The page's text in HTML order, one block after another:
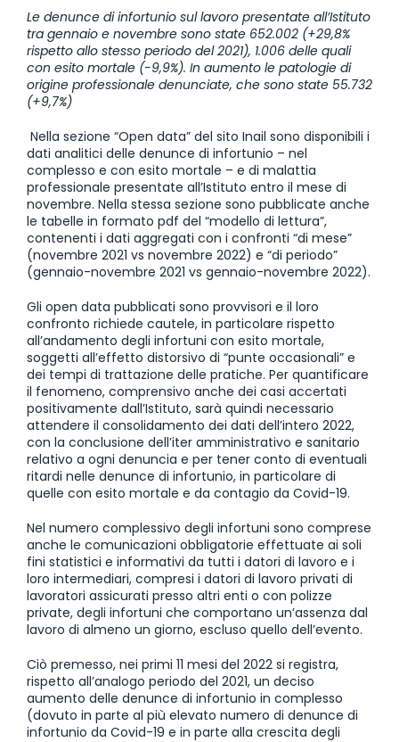
Le denunce di infortunio sul lavoro presentate all’Istituto
tra gennaio e novembre sono state 652.002 (+29,8%
rispetto allo stesso periodo del 2021), 1.006 delle quali
con esito mortale (-9,9%). In aumento le patologie di
origine professionale denunciate, che sono state 55.732
(+9,7%)
Nella sezione “Open data” del sito Inail sono disponibili i
dati analitici delle denunce di infortunio – nel
complesso e con esito mortale – e di malattia
professionale presentate all’Istituto entro il mese di
novembre. Nella stessa sezione sono pubblicate anche
le tabelle in formato pdf del “modello di lettura”,
contenenti i dati aggregati con i confronti “di mese”
(novembre 2021 vs novembre 2022) e “di periodo”
(gennaio-novembre 2021 vs gennaio-novembre 2022).
Gli open data pubblicati sono provvisori e il loro
confronto richiede cautele, in particolare rispetto
all’andamento degli infortuni con esito mortale,
soggetti all’effetto distorsivo di “punte occasionali” e
dei tempi di trattazione delle pratiche. Per quantificare
il fenomeno, comprensivo anche dei casi accertati
positivamente dall’Istituto, sarà quindi necessario
attendere il consolidamento dei dati dell’intero 2022,
con la conclusione dell’iter amministrativo e sanitario
relativo a ogni denuncia e per tener conto di eventuali
ritardi nelle denunce di infortunio, in particolare di
quelle con esito mortale e da contagio da Covid-19.
Nel numero complessivo degli infortuni sono comprese
anche le comunicazioni obbligatorie effettuate ai soli
fini statistici e informativi da tutti i datori di lavoro e i
loro intermediari, compresi i datori di lavoro privati di
lavoratori assicurati presso altri enti o con polizze
private, degli infortuni che comportano un’assenza dal
lavoro di almeno un giorno, escluso quello dell’evento.
Ciò premesso, nei primi 11 mesi del 2022 si registra,
rispetto all’analogo periodo del 2021, un deciso
aumento delle denunce di infortunio in complesso
(dovuto in parte al più elevato numero di denunce di
infortunio da Covid-19 e in parte alla crescita degli